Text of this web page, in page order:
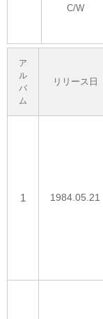
C/W
ア
ル
バ
ム
リリース日
1 1984.05.21